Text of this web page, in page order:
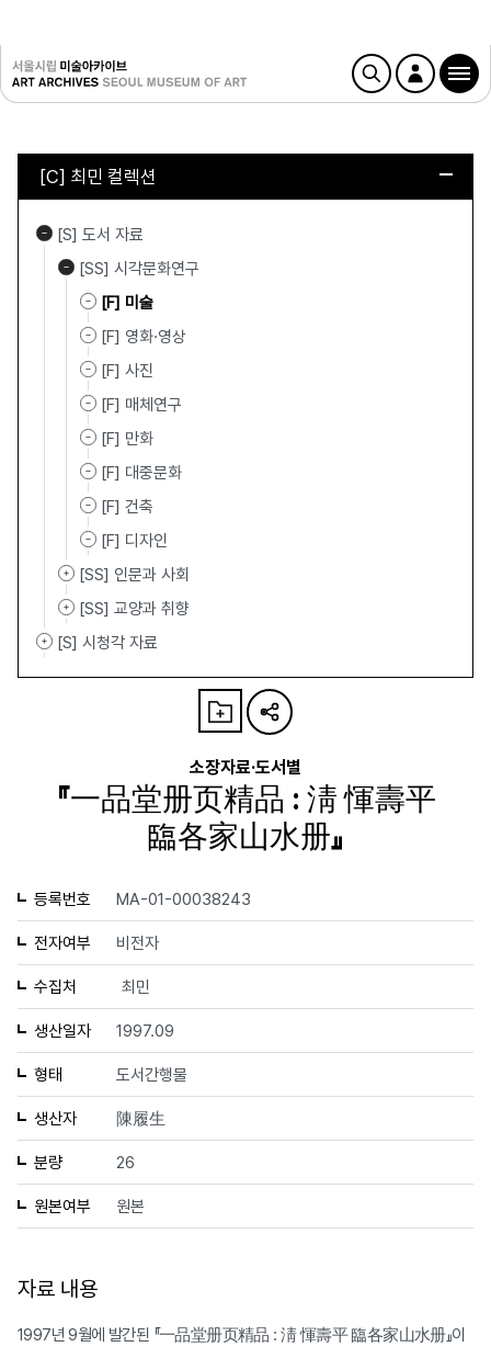
[C] 최민 컬렉션
[S] 도서 자료
[SS] 시각문화연구
[F] 미술
[F] 영화·영상
[F] 사진
[F] 매체연구
[F] 만화
[F] 대중문화
[F] 건축
[F] 디자인
[SS] 인문과 사회
[SS] 교양과 취향
[S] 시청각 자료
소장자료·도서별
『一品堂册页精品 : 淸 惲壽平
臨各家山水册』
등록번호 MA-01-00038243
전자여부 비전자
수집처 최민
생산일자 1997.09
형태 도서간행물
생산자 陳履生
분량 26
원본여부 원본
자료 내용
1997년 9월에 발간된 『一品堂册页精品 : 淸 惲壽平 臨各家山水册』이